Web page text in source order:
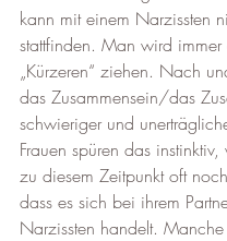
kann mit einem Narzissten
stattfinden. Man wird immer
„Kürzeren“ ziehen. Nach
das Zusammensein/das
schwieriger und
Frauen spüren das
zu diesem Zeitpunkt oft
dass es sich bei ihrem
Narzissten handelt.